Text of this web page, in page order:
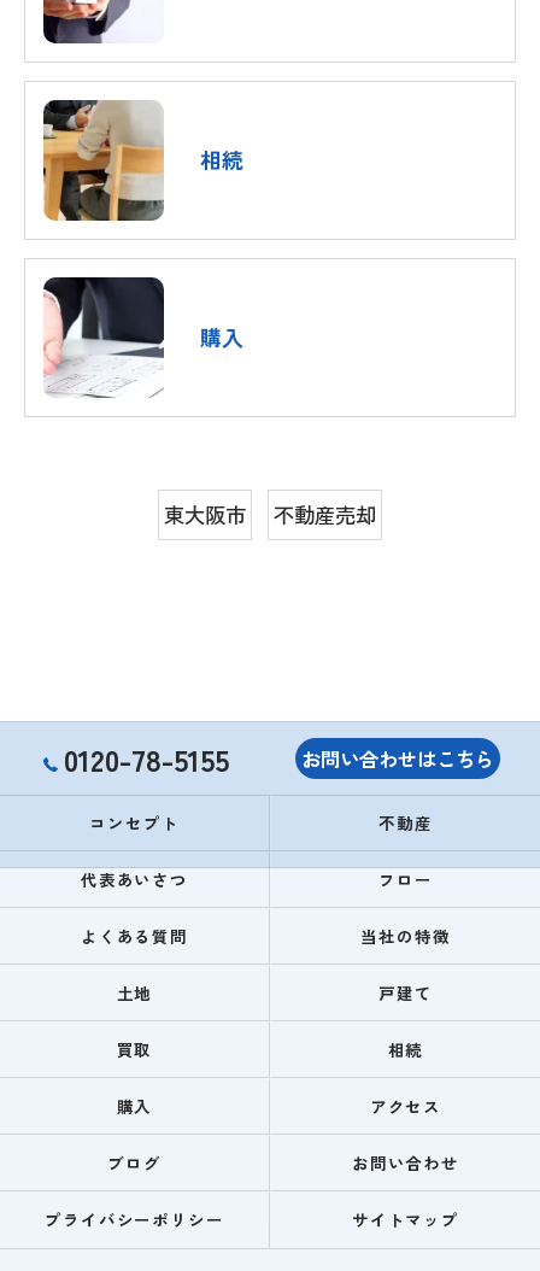
相続
購入
東大阪市 不動産売却
0120-78-5155 お問い合わせはこちら
コンセプト 不動産
代表あいさつ フロー
よくある質問 当社の特徴
土地 戸建て
買取 相続
購入 アクセス
ブログ お問い合わせ
プライバシーポリシー サイトマップ